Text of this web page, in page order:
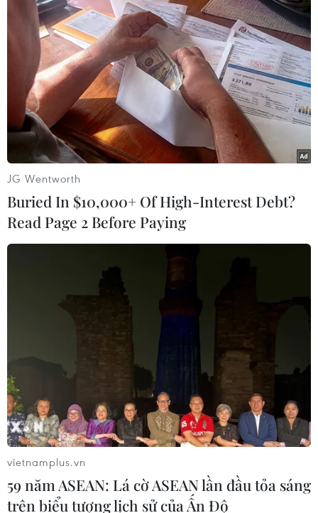
TIN LIÊN QUAN
Mỹ: Xả súng tại bang California, ít nhất 2
người thiệt mạng
17/05/2021 05:48
Hai nạn nhân là nam giới đã tử vong sau khi bị thương
nặng do trúng đạn vào đêm 16/5 tại East Oakland,
bang California của Mỹ.
JG Wentworth
Buried In $10,000+ Of High-Interest Debt?
Read Page 2 Before Paying
vietnamplus.vn
59 năm ASEAN: Lá cờ ASEAN lần đầu tỏa sáng
trên biểu tượng lịch sử của Ấn Độ